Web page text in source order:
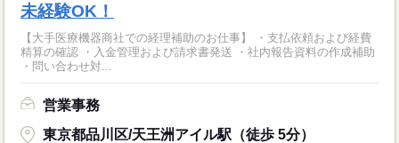
未経験OK！
【大手医療機器商社での経理補助のお仕事】 ・支払依頼および経費
精算の確認 ・入金管理および請求書発送 ・社内報告資料の作成補助
・問い合わせ対...
営業事務
東京都品川区/天王洲アイル駅（徒歩 5分）